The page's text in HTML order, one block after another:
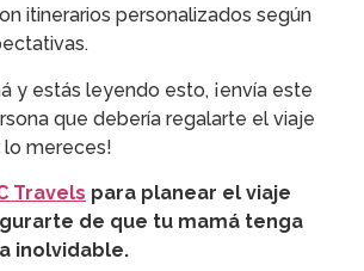
itinerarios personalizados según
y estás leyendo esto, ¡envía este
que debería regalarte el viaje
lo mereces!
Travels para planear el viaje
de que tu mamá tenga
inolvidable.